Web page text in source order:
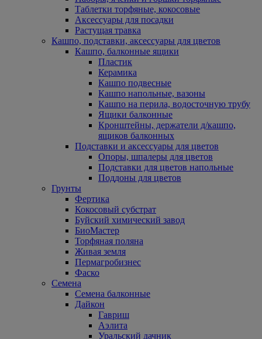
Таблетки торфяные, кокосовые
Аксессуары для посадки
Растущая травка
Кашпо, подставки, аксессуары для цветов
Кашпо, балконные ящики
Пластик
Керамика
Кашпо подвесные
Кашпо напольные, вазоны
Кашпо на перила, водосточную трубу
Ящики балконные
Кронштейны, держатели д/кашпо,
ящиков балконных
Подставки и аксессуары для цветов
Опоры, шпалеры для цветов
Подставки для цветов напольные
Поддоны для цветов
Грунты
Фертика
Кокосовый субстрат
Буйский химический завод
БиоМастер
Торфяная поляна
Живая земля
Пермагробизнес
Фаско
Семена
Семена балконные
Дайкон
Гавриш
Аэлита
Уральский дачник